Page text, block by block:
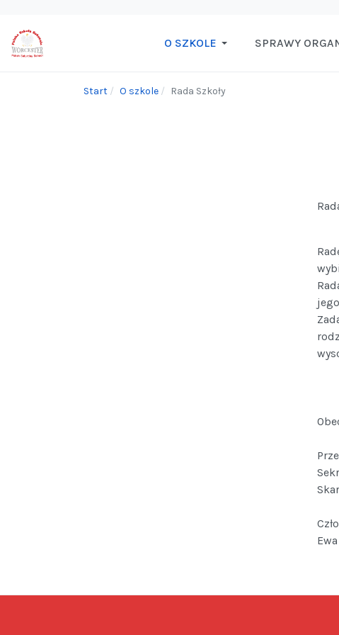
O SZKOLE SPRAWY
Start O szkole Rada Szkoły